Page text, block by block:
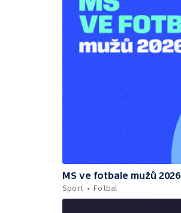
MS ve fotbale mužů 2026
Sport
Fotbal